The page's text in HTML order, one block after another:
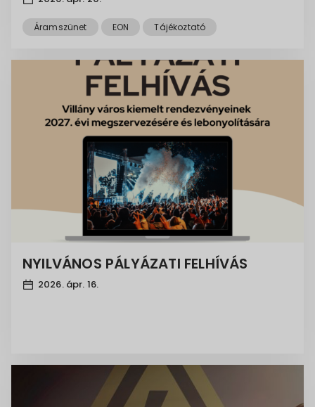
Áramszünet EON Tájékoztató
NYILVÁNOS PÁLYÁZATI FELHÍVÁS
2026. ápr. 16.